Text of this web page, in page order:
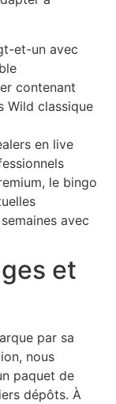
et-un avec
contenant
Wild classique
en live
le bingo
avec
et
par sa
nous
paquet de
dépôts. À